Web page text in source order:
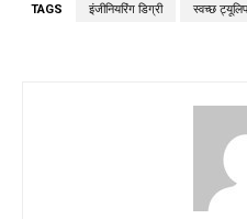
TAGS इंजीनियरिंग डिग्री स्वच्छ